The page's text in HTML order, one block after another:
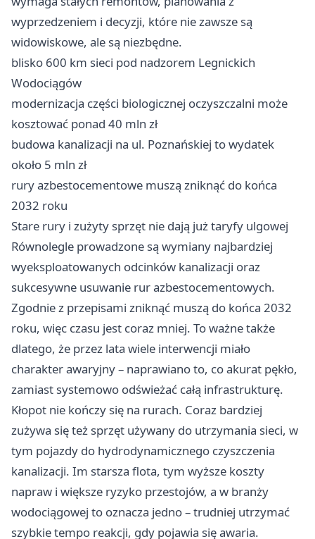
wyprzedzeniem i decyzji, które nie zawsze są
widowiskowe, ale są niezbędne.
blisko 600 km sieci pod nadzorem Legnickich
Wodociągów
modernizacja części biologicznej oczyszczalni może
kosztować ponad 40 mln zł
budowa kanalizacji na ul. Poznańskiej to wydatek
około 5 mln zł
rury azbestocementowe muszą zniknąć do końca
2032 roku
Stare rury i zużyty sprzęt nie dają już taryfy ulgowej
Równolegle prowadzone są wymiany najbardziej
wyeksploatowanych odcinków kanalizacji oraz
sukcesywne usuwanie rur azbestocementowych.
Zgodnie z przepisami zniknąć muszą do końca 2032
roku, więc czasu jest coraz mniej. To ważne także
dlatego, że przez lata wiele interwencji miało
charakter awaryjny – naprawiano to, co akurat pękło,
zamiast systemowo odświeżać całą infrastrukturę.
Kłopot nie kończy się na rurach. Coraz bardziej
zużywa się też sprzęt używany do utrzymania sieci, w
tym pojazdy do hydrodynamicznego czyszczenia
kanalizacji. Im starsza flota, tym wyższe koszty
napraw i większe ryzyko przestojów, a w branży
wodociągowej to oznacza jedno – trudniej utrzymać
szybkie tempo reakcji, gdy pojawia się awaria.